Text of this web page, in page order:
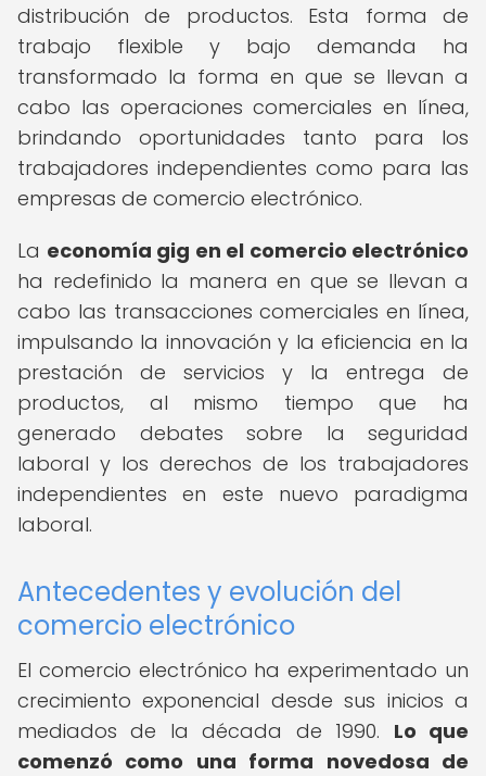
distribución de productos. Esta forma de
trabajo flexible y bajo demanda ha
transformado la forma en que se llevan a
cabo las operaciones comerciales en línea,
brindando oportunidades tanto para los
trabajadores independientes como para las
empresas de comercio electrónico.
La economía gig en el comercio electrónico
ha redefinido la manera en que se llevan a
cabo las transacciones comerciales en línea,
impulsando la innovación y la eficiencia en la
prestación de servicios y la entrega de
productos, al mismo tiempo que ha
generado debates sobre la seguridad
laboral y los derechos de los trabajadores
independientes en este nuevo paradigma
laboral.
Antecedentes y evolución del
comercio electrónico
El comercio electrónico ha experimentado un
crecimiento exponencial desde sus inicios a
mediados de la década de 1990. Lo que
comenzó como una forma novedosa de